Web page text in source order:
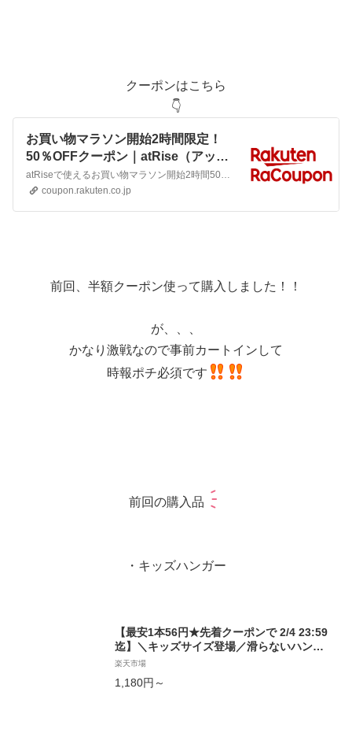
クーポンはこちら
👇️
お買い物マラソン開始2時間限定！
50％OFFクーポン｜atRise（アット
ライズ）｜楽天クーポン
RaCoupon（ラ・クーポン）
coupon.rakuten.co.jp
前回、半額クーポン使って購入しました！！
が、、、
かなり激戦なので事前カートインして
時報ポチ必須です
前回の購入品
・キッズハンガー
【最安1本56円★先着クーポンで 2/4 23:59
迄】＼キッズサイズ登場／滑らないハンガ
ー すべらないハンガー 5〜100本 セット バ
らない 肩 跡がつかない 型崩れ防止省スペー
楽天市場
1,180円～